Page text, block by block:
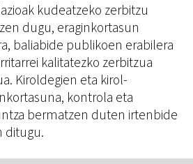
kudeatzeko zerbitzu
dugu, eraginkortasun
baliabide publikoen erabilera
kalitatezko zerbitzua
Kiroldegien eta kirol-
kontrola eta
bermatzen duten irtenbide
ditugu.